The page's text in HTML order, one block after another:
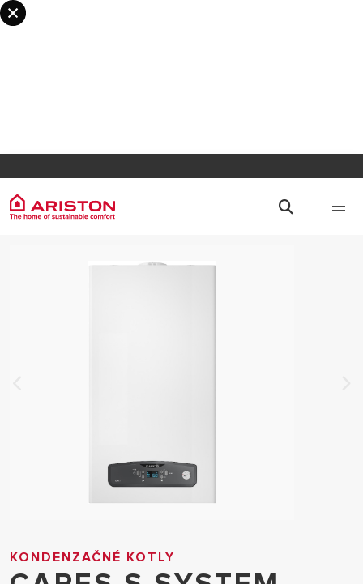
KONDENZAČNÉ KOTLY